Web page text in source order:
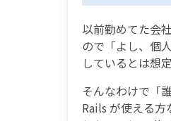
以前勤めてた会
ので「よし、個
しているとは想
そんなわけで「
Rails が使える